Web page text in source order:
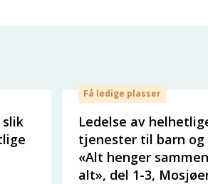
slik
Få ledige plasser
Ledelse av
tjenester til barn og
«Alt henger
alt», del 1-3,